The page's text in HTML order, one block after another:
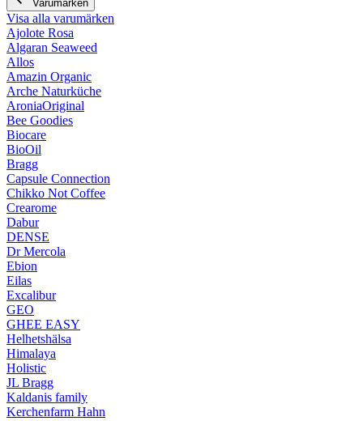
Varumärken
Visa alla varumärken
Ajolote Rosa
Algaran Seaweed
Allos
Amazin Organic
Arche Naturküche
AroniaOriginal
Bee Goodies
Biocare
BioOil
Bragg
Capsule Connection
Chikko Not Coffee
Crearome
Dabur
DENSE
Dr Mercola
Ebion
Eilas
Excalibur
GEO
GHEE EASY
Helhetshälsa
Himalaya
Holistic
JL Bragg
Kaldanis family
Kerchenfarm Hahn